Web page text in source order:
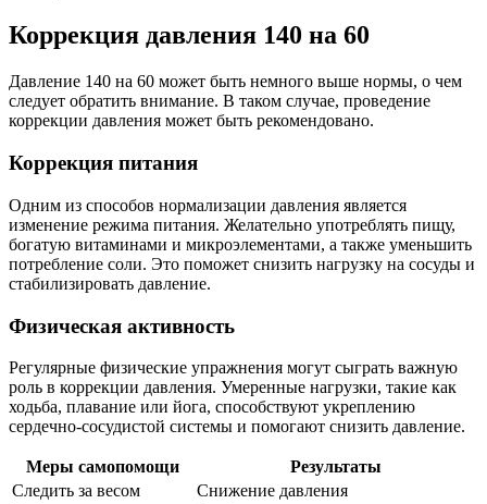
Коррекция давления 140 на 60
Давление 140 на 60 может быть немного выше нормы, о чем
следует обратить внимание. В таком случае, проведение
коррекции давления может быть рекомендовано.
Коррекция питания
Одним из способов нормализации давления является
изменение режима питания. Желательно употреблять пищу,
богатую витаминами и микроэлементами, а также уменьшить
потребление соли. Это поможет снизить нагрузку на сосуды и
стабилизировать давление.
Физическая активность
Регулярные физические упражнения могут сыграть важную
роль в коррекции давления. Умеренные нагрузки, такие как
ходьба, плавание или йога, способствуют укреплению
сердечно-сосудистой системы и помогают снизить давление.
Меры самопомощи
Результаты
Следить за весом
Снижение давления